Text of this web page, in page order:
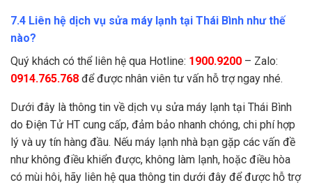
7.4 Liên hệ dịch vụ sửa máy lạnh tại Thái Bình như thế
nào?
Quý khách có thể liên hệ qua Hotline: 1900.9200 – Zalo:
0914.765.768 để được nhân viên tư vấn hỗ trợ ngay nhé.
Dưới đây là thông tin về dịch vụ sửa máy lạnh tại Thái Bình
do Điện Tử HT cung cấp, đảm bảo nhanh chóng, chi phí hợp
lý và uy tín hàng đầu. Nếu máy lạnh nhà bạn gặp các vấn đề
như không điều khiển được, không làm lạnh, hoặc điều hòa
có mùi hôi, hãy liên hệ qua thông tin dưới đây để được hỗ trợ